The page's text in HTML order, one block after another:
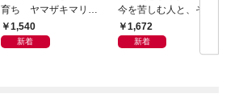
育ち ヤマザキマリ流
人生論
1,540
新着
今を苦しむ人と、その
ご家族、そして「あな
た」へ～
1,672
新着